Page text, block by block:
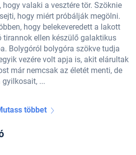
valaki a vesztére tör. Szöknie
hogy miért próbálják megölni.
hogy belekeveredett a lakott
ellen készülő galaktikus
Bolygóról bolygóra szökve tudja
vezére volt apja is, akit elárultak
már nemcsak az életét menti, de
...
többet